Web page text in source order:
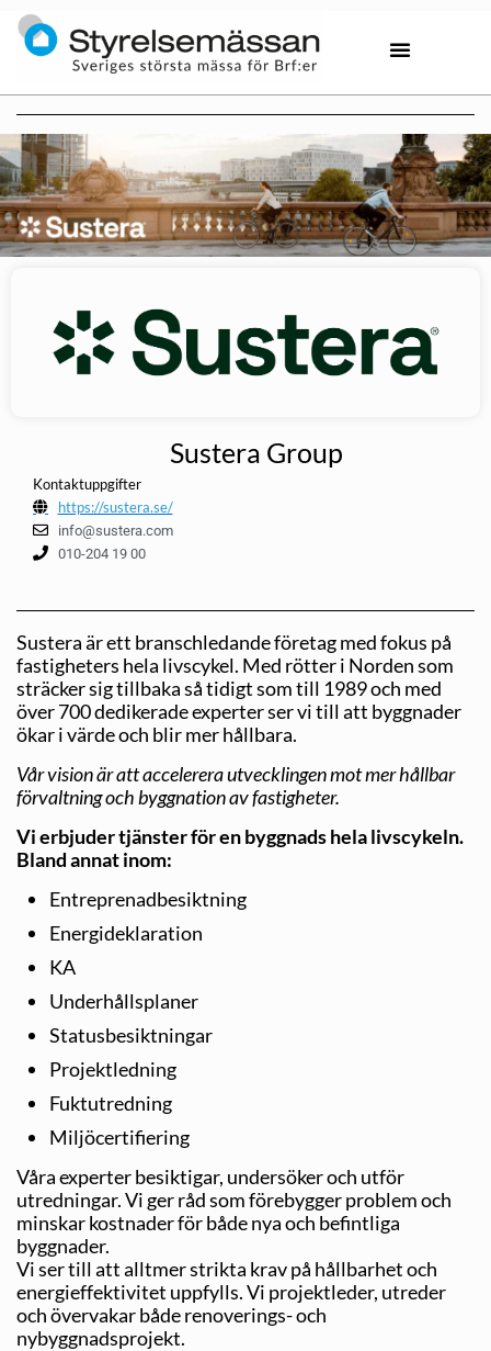
Sustera Group
Kontaktuppgifter
https://sustera.se/
info@sustera.com
010-204 19 00
Sustera är ett branschledande företag med fokus på
fastigheters hela livscykel. Med rötter i Norden som
sträcker sig tillbaka så tidigt som till 1989 och med
över 700 dedikerade experter ser vi till att byggnader
ökar i värde och blir mer hållbara.
Vår vision är att accelerera utvecklingen mot mer hållbar
förvaltning och byggnation av fastigheter.
Vi erbjuder tjänster för en byggnads hela livscykeln.
Bland annat inom:
Entreprenadbesiktning
Energideklaration
KA
Underhållsplaner
Statusbesiktningar
Projektledning
Fuktutredning
Miljöcertifiering
Våra experter besiktigar, undersöker och utför
utredningar. Vi ger råd som förebygger problem och
minskar kostnader för både nya och befintliga
byggnader.
Vi ser till att alltmer strikta krav på hållbarhet och
energieffektivitet uppfylls. Vi projektleder, utreder
och övervakar både renoverings- och
nybyggnadsprojekt.